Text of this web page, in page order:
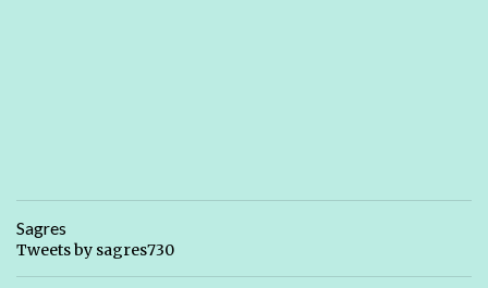
Sagres
Tweets by sagres730